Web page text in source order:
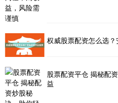
权威股票配资怎么选
股票配资平仓 揭秘配
益